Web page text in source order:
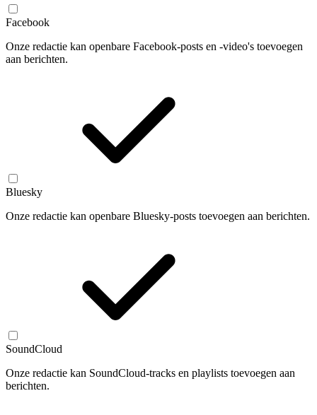
Facebook
Onze redactie kan openbare Facebook-posts en -video's toevoegen
aan berichten.
Bluesky
Onze redactie kan openbare Bluesky-posts toevoegen aan berichten.
SoundCloud
Onze redactie kan SoundCloud-tracks en playlists toevoegen aan
berichten.